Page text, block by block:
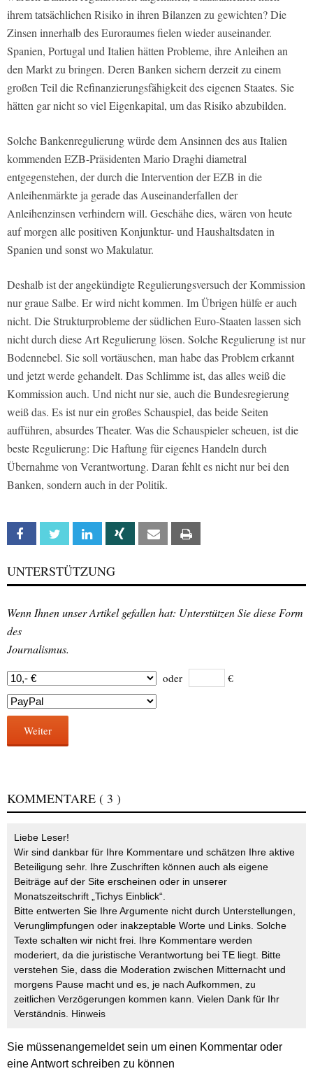
ihrem tatsächlichen Risiko in ihren Bilanzen zu gewichten? Die
Zinsen innerhalb des Euroraumes fielen wieder auseinander.
Spanien, Portugal und Italien hätten Probleme, ihre Anleihen an
den Markt zu bringen. Deren Banken sichern derzeit zu einem
großen Teil die Refinanzierungsfähigkeit des eigenen Staates. Sie
hätten gar nicht so viel Eigenkapital, um das Risiko abzubilden.
Solche Bankenregulierung würde dem Ansinnen des aus Italien
kommenden EZB-Präsidenten Mario Draghi diametral
entgegenstehen, der durch die Intervention der EZB in die
Anleihenmärkte ja gerade das Auseinanderfallen der
Anleihenzinsen verhindern will. Geschähe dies, wären von heute
auf morgen alle positiven Konjunktur- und Haushaltsdaten in
Spanien und sonst wo Makulatur.
Deshalb ist der angekündigte Regulierungsversuch der Kommission
nur graue Salbe. Er wird nicht kommen. Im Übrigen hülfe er auch
nicht. Die Strukturprobleme der südlichen Euro-Staaten lassen sich
nicht durch diese Art Regulierung lösen. Solche Regulierung ist nur
Bodennebel. Sie soll vortäuschen, man habe das Problem erkannt
und jetzt werde gehandelt. Das Schlimme ist, das alles weiß die
Kommission auch. Und nicht nur sie, auch die Bundesregierung
weiß das. Es ist nur ein großes Schauspiel, das beide Seiten
aufführen, absurdes Theater. Was die Schauspieler scheuen, ist die
beste Regulierung: Die Haftung für eigenes Handeln durch
Übernahme von Verantwortung. Daran fehlt es nicht nur bei den
Banken, sondern auch in der Politik.
Facebook Twitter Linkedin Xing Email
UNTERSTÜTZUNG
Wenn Ihnen unser Artikel gefallen hat: Unterstützen Sie diese Form
des
Journalismus.
oder €
Weiter
KOMMENTARE ( 3 )
Liebe Leser!
Wir sind dankbar für Ihre Kommentare und schätzen Ihre aktive
Beteiligung sehr. Ihre Zuschriften können auch als eigene
Beiträge auf der Site erscheinen oder in unserer
Monatszeitschrift „Tichys Einblick“.
Bitte entwerten Sie Ihre Argumente nicht durch Unterstellungen,
Verunglimpfungen oder inakzeptable Worte und Links. Solche
Texte schalten wir nicht frei. Ihre Kommentare werden
moderiert, da die juristische Verantwortung bei TE liegt. Bitte
verstehen Sie, dass die Moderation zwischen Mitternacht und
morgens Pause macht und es, je nach Aufkommen, zu
zeitlichen Verzögerungen kommen kann. Vielen Dank für Ihr
Verständnis. Hinweis
Sie müssenangemeldetsein um einen Kommentar oder
eine Antwort schreiben zu können